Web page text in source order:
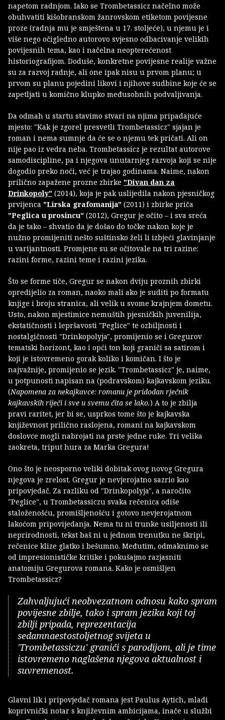
napetom radnjom. Iako se Trombetassicz načelno može
obuhvatiti kišobranskom žanrovskom etiketom povijesne
proze (radnja mu je smještena u 17. stoljeće), u njemu je i
više nego očigledno autorovo svjesno odbacivanje velikih
povijesnih tema, kao i načelna neopterećenost
historiografijom. Doduše, konkretne povijesne realije važne
su za razvoj radnje, ali one ipak nisu u prvom planu; u
prvom su planu pojedini likovi i njihove sudbine koje će se
zapetljati u komično klupko međusobnih podvaljivanja.
Da odmah u startu stavimo stvari na njima pripadajuće
mjesto: "Kak je zgorel presvetli Trombetassicz" sjajan je
roman i nema sumnje da će se o njemu tek pričati. Ali on
nije pao iz vedra neba. Trombetassicz je rezultat autorove
samodiscipline, pa i njegova unutarnjeg razvoja koji se nije
dogodio preko noći, već je trajao godinama. Naime, nakon
prilično zapažene prozne zbirke "Divan dan za
Drinkopoly" (2014), koja je pak uslijedila nakon pjesničkog
prvijenca "Lirska grafomanija" (2011) i zbirke priča
"Peglica u prosincu" (2012), Gregur je očito – i sva sreća
da je tako – shvatio da je došao do točke nakon koje je
nužno promijeniti nešto suštinsko želi li izbjeći glavinjanje
u varijantnosti. Promjene su se očitovale na tri razine:
razini forme, razini teme i razini jezika.
Što se forme tiče, Gregur se nakon dviju proznih zbirki
opredijelio za roman, naoko mali ako je suditi po formatu
knjige i broju stranica, ali velik u svome krajnjem dometu.
Usto, nakon mjestimice nemuštih pjesničkih juvenilija,
ekstatičnosti i lepršavosti "Peglice" te ozbiljnosti i
nostalgičnosti "Drinkopolyja", promijenio se i Gregurov
tematski horizont, kao i opći ton koji graniči sa satirom i
koji je istovremeno gorak koliko i komičan. I što je
najvažnije, promijenio se jezik. "Trombetassicz" je, naime,
u potpunosti napisan na (podravskom) kajkavskom jeziku.
(Napomena za nekajkavce: romanu je pridodan rječnik
kajkavskih riječi i sve u svemu čita se lako.) A to je zbilja
pravi raritet, jer bi se, usprkos tome što je kajkavska
književnost prilično raslojena, romani na kajkavskom
doslovce mogli nabrojati na prste jedne ruke. Tri velika
zaokreta, triput hura za Marka Gregura!
Ono što je neosporno veliki dobitak ovog novog Gregura
njegova je zrelost. Gregur je nevjerojatno sazrio kao
pripovjedač. Za razliku od "Drinkopolyja", a naročito
"Peglice", u Trombetassiczu svaka rečenica odiše
staloženošću, promišljenošću i gotovo nevjerojatnom
lakoćom pripovijedanja. Nema tu ni trunke usiljenosti ili
neprirodnosti, tekst baš ni u jednom trenutku ne škripi,
rečenice klize glatko i bešumno. Međutim, odmaknimo se
od impresionističke kritike i pokušajmo razjasniti
anatomiju Gregurova romana. Kako je osmišljen
Trombetassicz?
Zahvaljujući neobvezatnom odnosu kako spram
povijesne zbilje, tako i spram jezika koji toj
zbilji pripada, reprezentacija
sedamnaestostoljetnog svijeta u
'Trombetassiczu' graniči s parodijom, ali je time
istovremeno naglašena njegova aktualnost i
suvremenost.
Glavni lik i pripovjedač romana jest Paulus Aytich, mladi
koprivnički notar s književnim ambicijama, inače u službi